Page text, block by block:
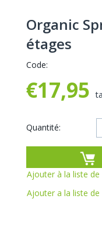
Organic
étages
Code:
€17,95
Quantité:
Ajouter à la liste de
Ajouter a la liste